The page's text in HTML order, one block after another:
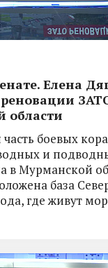
Елена
области
часть боевых
и
в Мурманской
база
где живут